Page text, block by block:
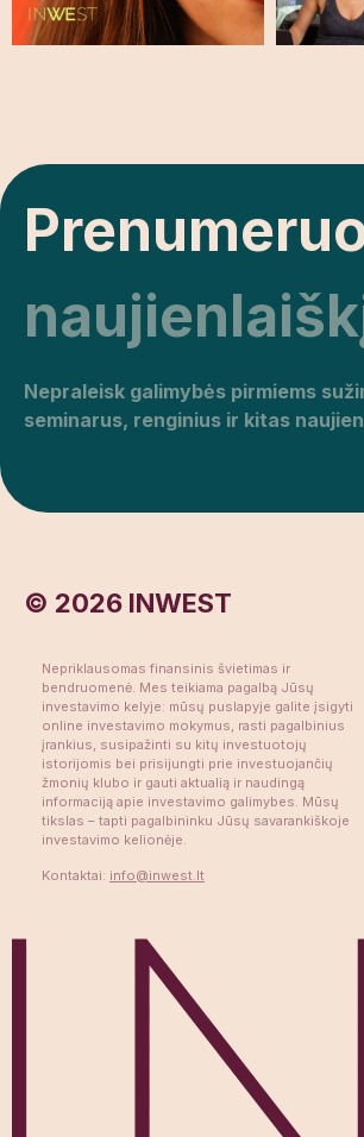
Nepraleisk galimybės pirmiems
seminarus, renginius ir kitas
© 2026 INWEST
Nepriklausomas finansinis švietimas ir
bendruomenė. Mes teikiama pagalbą Jūsų
investavimo kelyje: mūsų puslapyje galite įsigyti
online investavimo mokymus, rasti pagalbinius
įrankius, susipažinti su kitų investuotojų
istorijomis bei prisijungti prie investuojančių
žmonių klubo ir gauti aktualią ir naudingą
informaciją apie investavimo galimybes. Mūsų
tikslas – tapti pagalbininku Jūsų savarankiškoje
investavimo kelionėje.
Kontaktai: info@inwest.lt